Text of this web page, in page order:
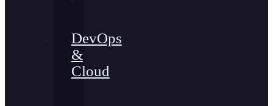
DevOps
&
Cloud